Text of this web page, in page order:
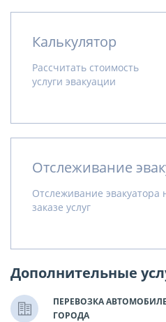
Калькулятор
Рассчитать стоимость
услуги эвакуации
Отслеживание
Отслеживание эвакуатора
заказе услуг
Дополнительные
ПЕРЕВОЗКА
ГОРОДА